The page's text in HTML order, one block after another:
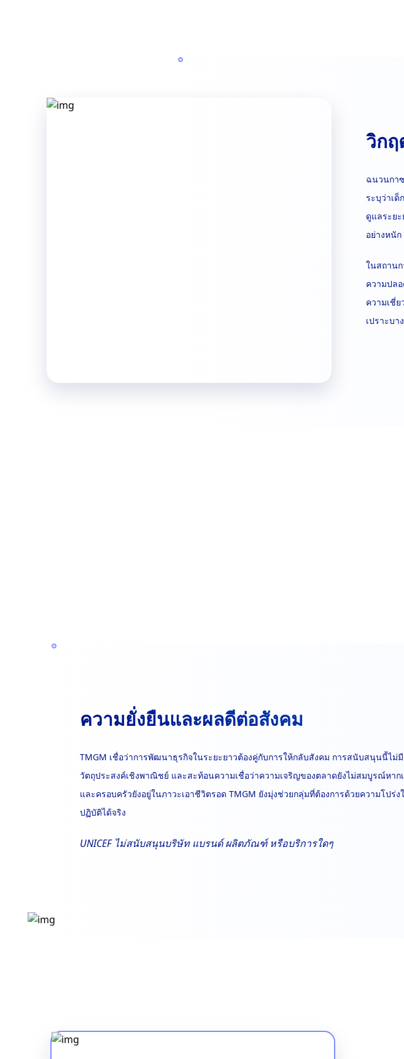
วิกฤ
ฉนวนกา
ระบุว่าเ
ดูแลระย
อย่างหนัก
ในสถาน
ความปล
ความเชี่
เปราะบา
ความยั่งยืนและผลดีต่อสังคม
TMGM เชื่อว่าการพัฒนาธุรกิจในระยะยาวต้องคู่กับการให้กลับสังคม การสนับสนุนนี้ไม่มี
วัตถุประสงค์เชิงพาณิชย์ และสะท้อนความเชื่อว่าความเจริญของตลาดยังไม่สมบูรณ์หาก
และครอบครัวยังอยู่ในภาวะเอาชีวิตรอด TMGM ยังมุ่งช่วยกลุ่มที่ต้องการด้วยความโปร่ง
ปฏิบัติได้จริง
UNICEF ไม่สนับสนุนบริษัท แบรนด์ ผลิตภัณฑ์ หรือบริการใดๆ